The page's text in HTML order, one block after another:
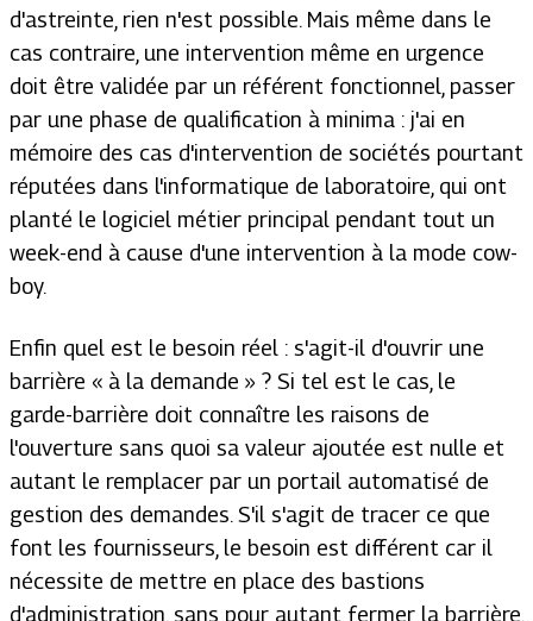
d'astreinte, rien n'est possible. Mais même dans le
cas contraire, une intervention même en urgence
doit être validée par un référent fonctionnel, passer
par une phase de qualification à minima : j'ai en
mémoire des cas d'intervention de sociétés pourtant
réputées dans l'informatique de laboratoire, qui ont
planté le logiciel métier principal pendant tout un
week-end à cause d'une intervention à la mode cow-
boy.
Enfin quel est le besoin réel : s'agit-il d'ouvrir une
barrière « à la demande » ? Si tel est le cas, le
garde-barrière doit connaître les raisons de
l'ouverture sans quoi sa valeur ajoutée est nulle et
autant le remplacer par un portail automatisé de
gestion des demandes. S'il s'agit de tracer ce que
font les fournisseurs, le besoin est différent car il
nécessite de mettre en place des bastions
d'administration, sans pour autant fermer la barrière.